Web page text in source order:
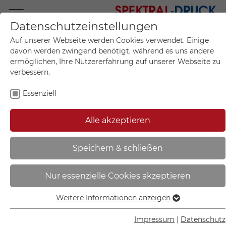
Mo.-Fr. 09:00-17:00
+49 (0)711 55 75 25
Mein Konto
Mein Warenkorb
Sie sind hier: Start
LITE SECURE Bodenaufsteller DIN
A3 Hochformat | Aluminiumfuß
silber matt mit Spannseil und
Infotafel - LT3065
Datenschutzeinstellungen
Auf unserer Webseite werden Cookies verwendet. Einige
davon werden zwingend benötigt, während es uns andere
ermöglichen, Ihre Nutzererfahrung auf unserer Webseite zu
verbessern.
Essenziell
Alle akzeptieren
Speichern & schließen
Nur essenzielle Cookies akzeptieren
Essenziell
Essenzielle Cookies werden für grundlegende Funktionen
Weitere Informationen anzeigen
Impressum Datenschutz